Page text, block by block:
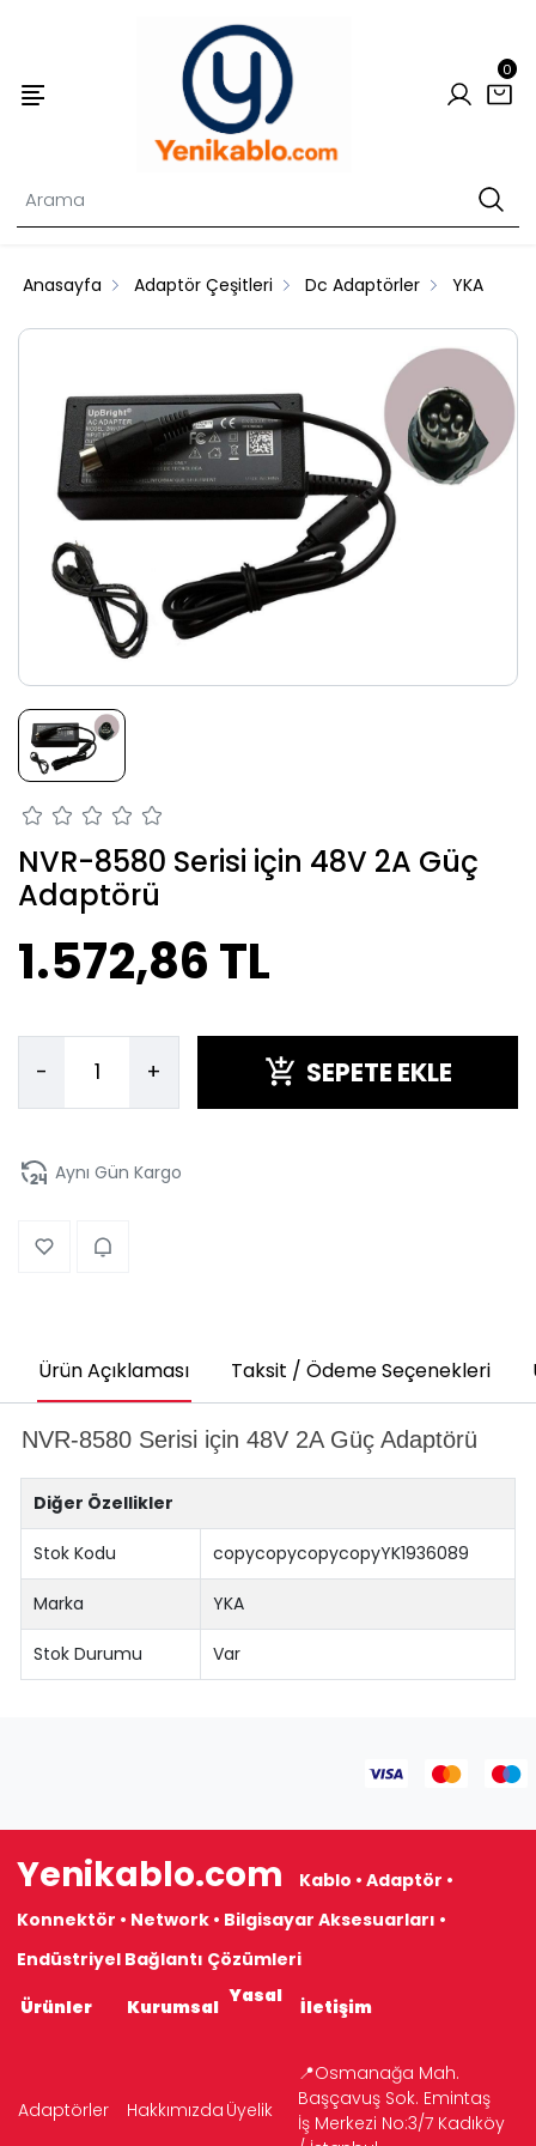
0
Anasayfa Adaptör Çeşitleri Dc Adaptörler YKA
NVR-8580 Serisi için 48V 2A Güç
Adaptörü
1.572,86 TL
- + SEPETE EKLE
Aynı Gün Kargo
Ürün Açıklaması Taksit / Ödeme Seçenekleri
NVR-8580 Serisi için 48V 2A Güç Adaptörü
Diğer Özellikler
Stok Kodu copycopycopycopyYK1936089
Marka YKA
Stok Durumu Var
Yenikablo.com
Kablo • Adaptör •
Konnektör • Network • Bilgisayar Aksesuarları •
Endüstriyel Bağlantı Çözümleri
Ürünler
Kurumsal Yasal İletişim
Adaptörler Hakkımızda Üyelik
📍Osmanağa Mah.
Başçavuş Sok. Emintaş
İş Merkezi No:3/7 Kadıköy